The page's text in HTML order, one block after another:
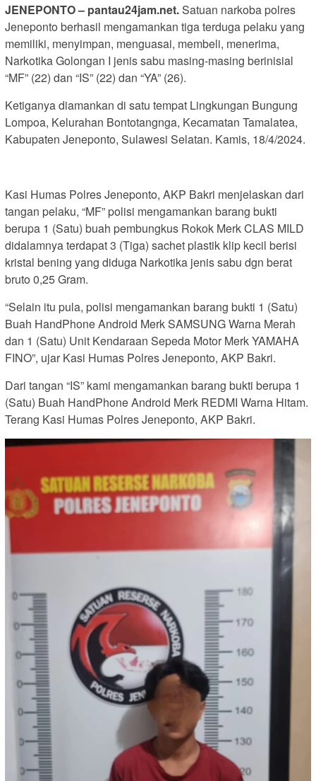
JENEPONTO – pantau24jam.net.Satuan narkoba polres
Jeneponto berhasil mengamankan tiga terduga pelaku yang
memiliki, menyimpan, menguasai, membeli, menerima,
Narkotika Golongan I jenis sabu masing-masing berinisial
“MF” (22) dan “IS” (22) dan “YA” (26).
Ketiganya diamankan di satu tempat Lingkungan Bungung
Lompoa, Kelurahan Bontotangnga, Kecamatan Tamalatea,
Kabupaten Jeneponto, Sulawesi Selatan. Kamis, 18/4/2024.
Kasi Humas Polres Jeneponto, AKP Bakri menjelaskan dari
tangan pelaku, “MF” polisi mengamankan barang bukti
berupa 1 (Satu) buah pembungkus Rokok Merk CLAS MILD
didalamnya terdapat 3 (Tiga) sachet plastik klip kecil berisi
kristal bening yang diduga Narkotika jenis sabu dgn berat
bruto 0,25 Gram.
“Selain itu pula, polisi mengamankan barang bukti 1 (Satu)
Buah HandPhone Android Merk SAMSUNG Warna Merah
dan 1 (Satu) Unit Kendaraan Sepeda Motor Merk YAMAHA
FINO”, ujar Kasi Humas Polres Jeneponto, AKP Bakri.
Dari tangan “IS” kami mengamankan barang bukti berupa 1
(Satu) Buah HandPhone Android Merk REDMI Warna Hitam.
Terang Kasi Humas Polres Jeneponto, AKP Bakri.